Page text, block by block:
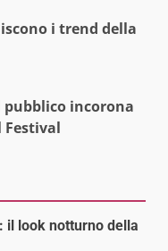
i trend della
pubblico incorona
il look notturno della